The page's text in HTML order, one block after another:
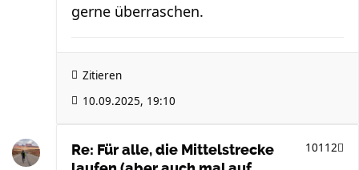
gerne überraschen.
Zitieren
10.09.2025, 19:10
Re: Für alle, die Mittelstrecke
10112